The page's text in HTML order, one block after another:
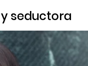
seductora